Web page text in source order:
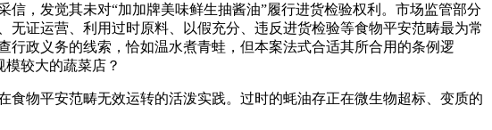
，发觉其未对“加加牌美味鲜生抽酱油”履行进货检验权利。市场监管部分
证运营、利用过时原料、以假充分、违反进货检验等食物平安范畴最为常
行政义务的线索，恰如温水煮青蛙，但本案法式合适其所合用的条例逻
较大的蔬菜店？
物平安范畴无效运转的活泼实践。过时的蚝油存正在微生物超标、变质的